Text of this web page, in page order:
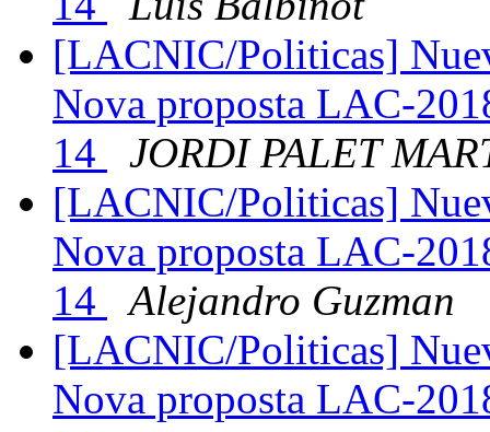
[LACNIC/Politicas]
Nova proposta LAC-
14
JORDI PALET
[LACNIC/Politicas]
Nova proposta LAC-
14
Alejandro Guzman
[LACNIC/Politicas]
Nova proposta LAC-